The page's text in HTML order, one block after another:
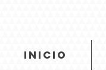
INICIO